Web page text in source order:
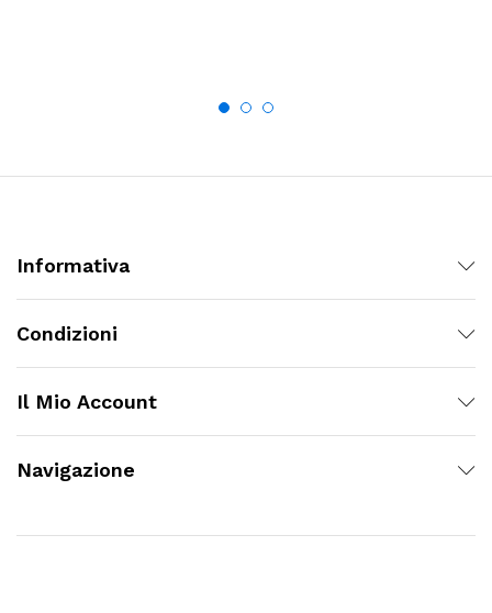
Informativa
Condizioni
Il Mio Account
Navigazione